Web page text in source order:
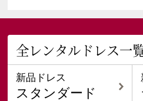
全レンタルドレス一
新品ドレス
スタンダード